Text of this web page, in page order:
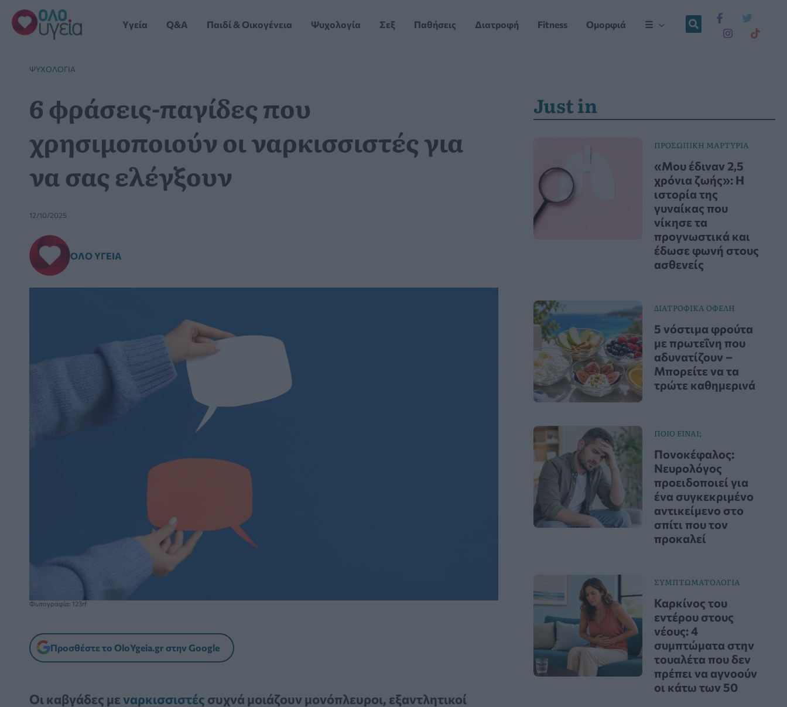
Μετάβαση
στο
περιεχόμενο
Yγεία Q&A Παιδί & Οικογένεια Ψυχολογία Σεξ Παθήσεις Διατροφή Fitness Ομορφιά ☰
ΨΥΧΟΛΟΓΊΑ
6 φράσεις-παγίδες που
χρησιμοποιούν οι ναρκισσιστές για
να σας ελέγξουν
12/10/2025
ΌΛΟ ΥΓΕΊΑ
Φωτογραφία: 123rf
Προσθέστε το OloYgeia.gr στην Google
Οι καβγάδες μεναρκισσιστές συχνά μοιάζουν μονόπλευροι, εξαντλητικοί
Just in
ΠΡΟΣΩΠΙΚΗ ΜΑΡΤΥΡΙΑ
«Μου έδιναν 2,5
χρόνια ζωής»: Η
ιστορία της
γυναίκας που
νίκησε τα
προγνωστικά και
έδωσε φωνή στους
ασθενείς
ΔΙΑΤΡΟΦΙΚΑ ΟΦΕΛΗ
5 νόστιμα φρούτα
με πρωτεΐνη που
αδυνατίζουν –
Μπορείτε να τα
τρώτε καθημερινά
ΠΟΙΟ ΕΙΝΑΙ;
Πονοκέφαλος:
Νευρολόγος
προειδοποιεί για
ένα συγκεκριμένο
αντικείμενο στο
σπίτι που τον
προκαλεί
ΣΥΜΠΤΩΜΑΤΟΛΟΓΙΑ
Καρκίνος του
εντέρου στους
νέους: 4
συμπτώματα στην
τουαλέτα που δεν
πρέπει να αγνοούν
οι κάτω των 50